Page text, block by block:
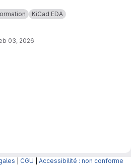
KiCad EDA
03, 2026
CGU Accessibilité : non conforme